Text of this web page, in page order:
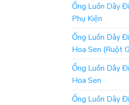
Ống Luồn Dây
Phụ Kiện
Ống Luồn Dây
Hoa Sen (Ruột
Ống Luồn Dây
Hoa Sen
Ống Luồn Dây